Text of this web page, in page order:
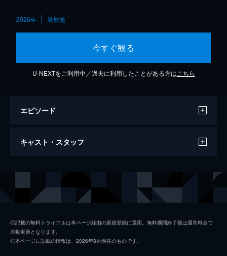
2026年 見放題
今すぐ観る
U-NEXTをご利用中／過去に利用したことがある方は こちら
エピソード
I'll Come Runnin (Visualizer)
キャスト・スタッフ
ゼッズ・デッド
◎記載の無料トライアルは本ページ経由の新規登録に適用。無料期間終了後は通常料金で
自動更新となります。
◎本ページに記載の情報は、2026年8月現在のものです。